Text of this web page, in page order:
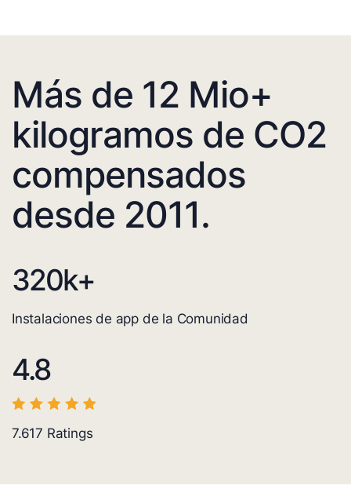
Más de 12 Mio+
kilogramos de CO2
compensados
desde 2011.
320k+
Instalaciones de app de la Comunidad
4.8
7.617 Ratings